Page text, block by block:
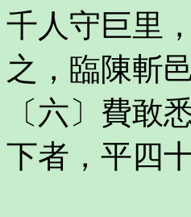
千人守巨里
之，臨陳斬
〔六〕費敢
下者，平四